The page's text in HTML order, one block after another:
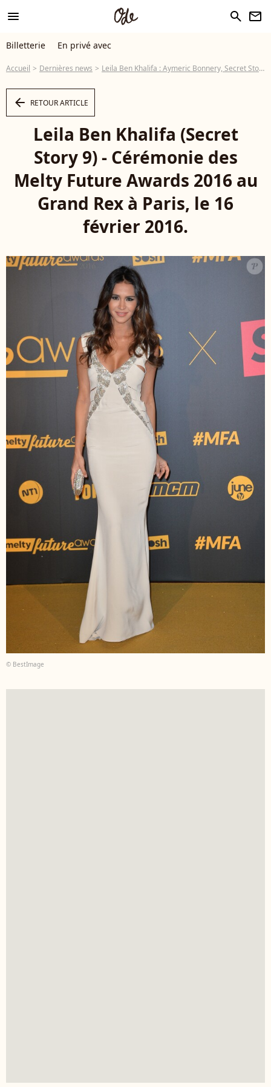
menu search newsletter
Billetterie En privé avec
Accueil Dernières news Leila Ben Khalifa : Aymeric Bonnery, Secret Story 10... elle nous dit tout !
arrow_left RETOUR ARTICLE
Leila Ben Khalifa (Secret
Story 9) - Cérémonie des
Melty Future Awards 2016 au
Grand Rex à Paris, le 16
février 2016.
© BestImage